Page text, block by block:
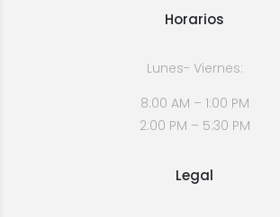
Horarios
Lunes- Viernes:
8:00 AM – 1:00 PM
2:00 PM – 5:30 PM
Legal